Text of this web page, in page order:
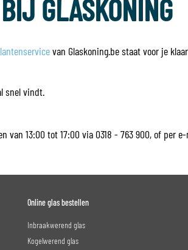
GLASKONING
van Glaskoning.be staat voor je
snel vindt.
van 13:00 tot 17:00 via 0318 - 763 900, of per
Online glas bestellen
Inbraakwerend glas
Kogelwerend glas